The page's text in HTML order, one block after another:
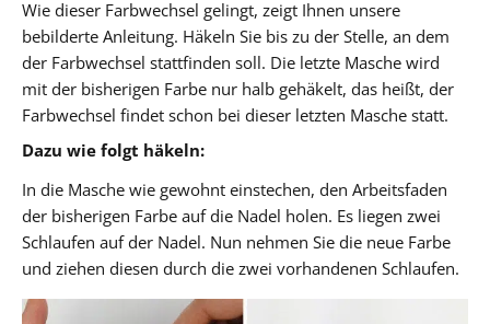
Wie dieser Farbwechsel gelingt, zeigt Ihnen unsere
bebilderte Anleitung. Häkeln Sie bis zu der Stelle, an dem
der Farbwechsel stattfinden soll. Die letzte Masche wird
mit der bisherigen Farbe nur halb gehäkelt, das heißt, der
Farbwechsel findet schon bei dieser letzten Masche statt.
Dazu wie folgt häkeln:
In die Masche wie gewohnt einstechen, den Arbeitsfaden
der bisherigen Farbe auf die Nadel holen. Es liegen zwei
Schlaufen auf der Nadel. Nun nehmen Sie die neue Farbe
und ziehen diesen durch die zwei vorhandenen Schlaufen.